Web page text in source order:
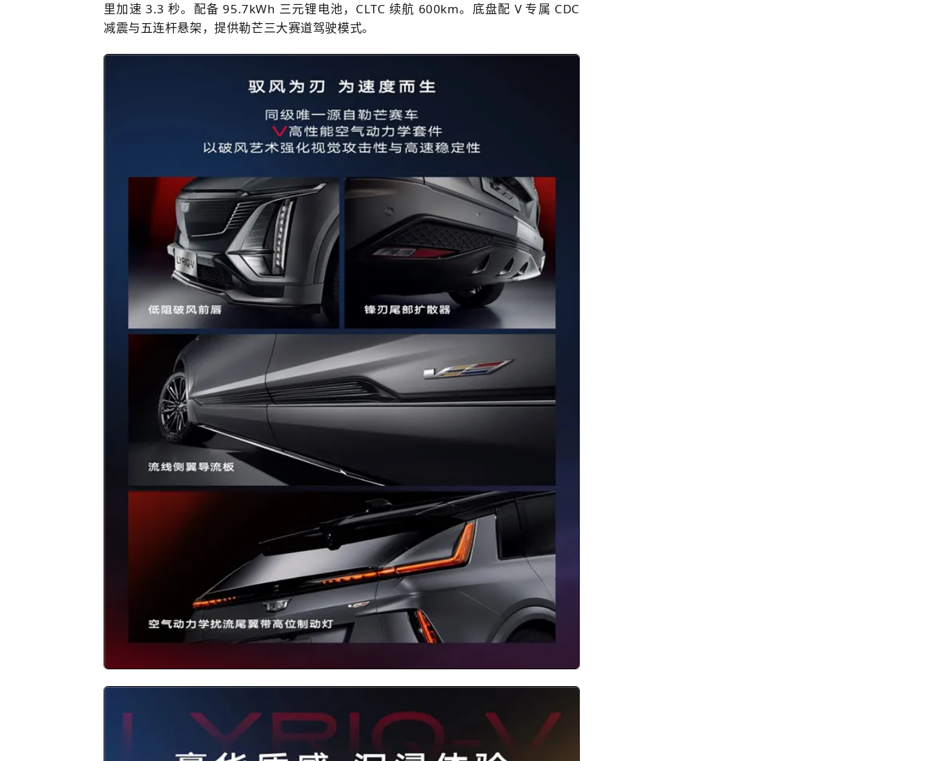
里加速 3.3 秒。配备 95.7kWh 三元锂电池，CLTC 续航 600km。底盘配 V 专属 CDC
减震与五连杆悬架，提供勒芒三大赛道驾驶模式。